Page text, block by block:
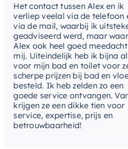
Het contact tussen Alex en ik
verliep veelal via de telefoon en
via de mail, waarbij ik uitstekend
geadviseerd werd, maar waarbij
Alex ook heel goed meedacht met
mij. Uiteindelijk heb ik bijna alles
voor mijn bad en toilet voor zeer
scherpe prijzen bij bad en vloer
besteld. Ik heb zelden zo een
goede service ontvangen. Van mij
krijgen ze een dikke tien voor
service, expertise, prijs en
betrouwbaarheid!